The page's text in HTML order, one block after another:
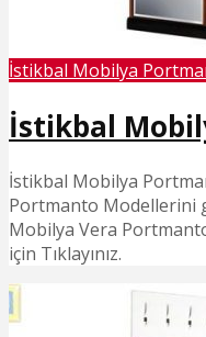
İstikbal Mobilya
İstikbal
İstikbal Mobilya
Portmanto Modellerini
Mobilya Vera
için Tıklayınız.